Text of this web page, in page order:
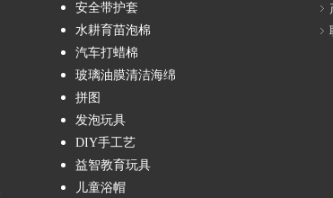
安全带护套
水耕育苗泡棉
汽车打蜡棉
玻璃油膜清洁海绵
拼图
发泡玩具
DIY手工艺
益智教育玩具
儿童浴帽